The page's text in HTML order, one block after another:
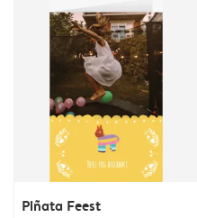
Piñata Feest